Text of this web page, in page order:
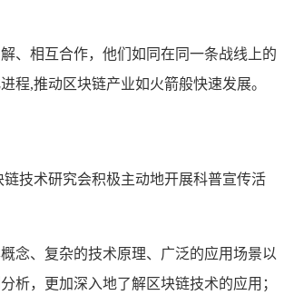
、相互合作，他们如同在同一条战线上的
程,推动区块链产业如火箭般快速发展。
技术研究会积极主动地开展科普宣传活
念、复杂的技术原理、广泛的应用场景以
析，更加深入地了解区块链技术的应用；